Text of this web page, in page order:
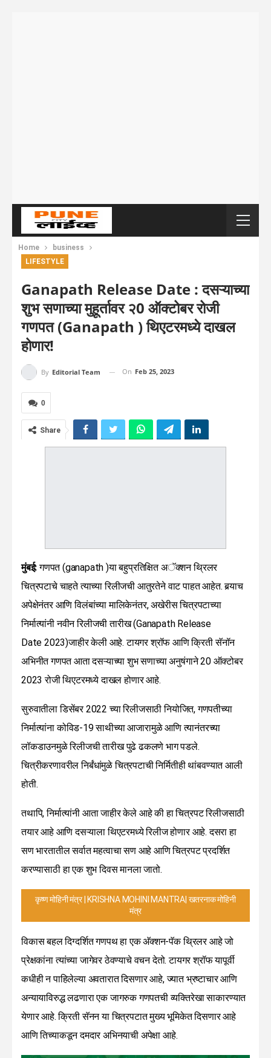
Home
business
LIFESTYLE
Ganapath Release Date : दसऱ्याच्या
शुभ सणाच्या मुहूर्तावर २0 ऑक्टोबर रोजी
गणपत (ganapath ) थिएटरमध्ये दाखल
होणार!
By Editorial Team On Feb 25, 2023
0
Share
मुंबई:गणपत (ganapath )या बहुप्रतिक्षित अॅक्शन थ्रिलर
चित्रपटाचे चाहते त्याच्या रिलीजची आतुरतेने वाट पाहत आहेत. बर्‍याच
अपेक्षेनंतर आणि विलंबांच्या मालिकेनंतर, अखेरीस चित्रपटाच्या
निर्मात्यांनी नवीन रिलीजची तारीख (Ganapath Release
Date 2023)जाहीर केली आहे. टायगर श्रॉफ आणि क्रिती सॅनॉन
अभिनीत गणपत आता दसऱ्याच्या शुभ सणाच्या अनुषंगाने 20 ऑक्टोबर
2023 रोजी थिएटरमध्ये दाखल होणार आहे.
सुरुवातीला डिसेंबर 2022 च्या रिलीजसाठी नियोजित, गणपतीच्या
निर्मात्यांना कोविड-19 साथीच्या आजारामुळे आणि त्यानंतरच्या
लॉकडाउनमुळे रिलीजची तारीख पुढे ढकलणे भाग पडले.
चित्रीकरणावरील निर्बंधांमुळे चित्रपटाची निर्मितीही थांबवण्यात आली
होती.
तथापि, निर्मात्यांनी आता जाहीर केले आहे की हा चित्रपट रिलीजसाठी
तयार आहे आणि दसऱ्याला थिएटरमध्ये रिलीज होणार आहे. दसरा हा
सण भारतातील सर्वात महत्वाचा सण आहे आणि चित्रपट प्रदर्शित
करण्यासाठी हा एक शुभ दिवस मानला जातो.
कृष्ण मोहिनी मंत्र | KRISHNA MOHINI MANTRA| खतरनाक मोहिनी
मंत्र
विकास बहल दिग्दर्शित गणपथ हा एक अ‍ॅक्शन-पॅक थ्रिलर आहे जो
प्रेक्षकांना त्यांच्या जागेवर ठेवण्याचे वचन देतो. टायगर श्रॉफ यापूर्वी
कधीही न पाहिलेल्या अवतारात दिसणार आहे, ज्यात भ्रष्टाचार आणि
अन्यायाविरुद्ध लढणारा एक जागरुक गणपतची व्यक्तिरेखा साकारण्यात
येणार आहे. क्रिती सॅनन या चित्रपटात मुख्य भूमिकेत दिसणार आहे
आणि तिच्याकडून दमदार अभिनयाची अपेक्षा आहे.